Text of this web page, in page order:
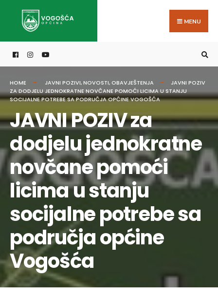
MENU
HOME JAVNI POZIVI,NOVOSTI,OBAVJEŠTENJA
JAVNI POZIV
ZA DODJELU JEDNOKRATNE NOVČANE POMOĆI LICIMA U STANJU
SOCIJALNE POTREBE SA PODRUČJA OPĆINE VOGOŠĆA
JAVNI POZIV za
dodjelu jednokratne
novčane pomoći
licima u stanju
socijalne potrebe sa
područja općine
Vogošća
for: